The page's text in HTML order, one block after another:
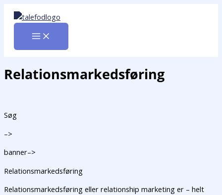
indholdet
Relationsmarkedsføring
Søg
–>
banner–>
Relationsmarkedsføring
Relationsmarkedsføring eller relationship marketing er – helt